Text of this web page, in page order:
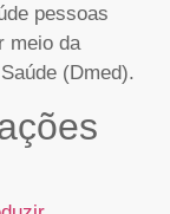
pessoas
meio da
(Dmed).